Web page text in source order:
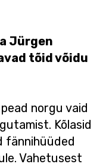
Jürgen
tõid võidu
norgu vaid
Kõlasid
fännihüüded
Vahetusest